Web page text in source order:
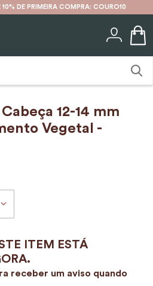
DE PRIMEIRA COMPRA: COURO10
12-14 mm
Vegetal -